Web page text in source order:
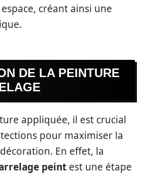
créant ainsi une
DE LA PEINTURE
appliquée, il est crucial
pour maximiser la
En effet, la
peint est une étape